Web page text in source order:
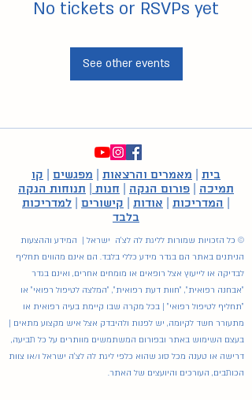
No tickets or RSVPs yet
See other events
בית מאמרים והרצאות מפגשים
קו
תמיכה
פורום הנקה חנות
תנוחות הנקה
המדריכות אודות קישורים
למדריכות
בלבד
© כל הזכויות שמורות לליגת לה לצ'ה ישראל | המידע וההצעות
הניתנים באתר הם בגדר מידע כללי בלבד. הם אינם מהווים תחליף
לבדיקה או לייעוץ אצל רופאים או מומחים אחרים, ואינם בגדר
"אבחנה רפואית", "חוות דעת רפואית", "המלצה לטיפול רפואי" או
"תחליף לטיפול רפואי" | בכל מקרה שבו קיימת בעיה רפואית או
מתעורר חשד לקיומה, יש לפנות ולהיבדק אצל איש מקצוע מתאים |
בעצם השימוש באתר ובפורום המשתמשים מוותרים על כל תביעה,
דרישה או טענה מכל סוג שהוא כלפי ליגת לה לצ'ה ישראל ו/או צוות
הכותבים, העורכים והיועצים של האתר.